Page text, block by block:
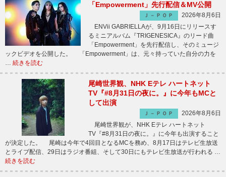
「Empowerment」先行配信＆MV公開
Ｊ－ＰＯＰ
2026年8月6日
ENVii GABRIELLAが、9月16日にリリースす
るミニアルバム『TRIGENESICA』のリード曲
「Empowerment」を先行配信し、そのミュージ
ックビデオを公開した。 「Empowerment」は、元々持っていた自分の力を
… 続きを読む
尾崎世界観、NHK Eテレ ハートネット
TV『#8月31日の夜に。』に今年もMCと
して出演
Ｊ－ＰＯＰ
2026年8月6日
尾崎世界観が、NHK Eテレ ハートネット
TV『#8月31日の夜に。』に今年も出演すること
が決定した。 尾崎は今年で4回目となるMCを務め、8月17日はテレビ生放送
とライブ配信、29日はラジオ番組、そして30日にもテレビ生放送が行われる …
続きを読む